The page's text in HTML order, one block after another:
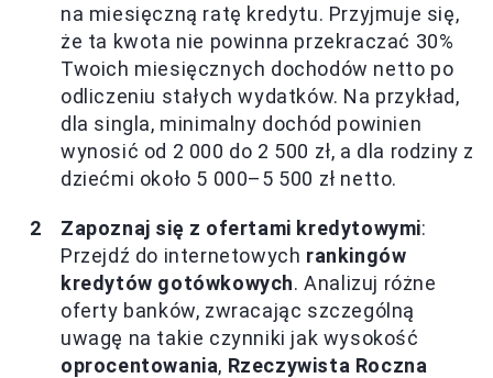
na miesięczną ratę kredytu. Przyjmuje się,
że ta kwota nie powinna przekraczać 30%
Twoich miesięcznych dochodów netto po
odliczeniu stałych wydatków. Na przykład,
dla singla, minimalny dochód powinien
wynosić od 2 000 do 2 500 zł, a dla rodziny z
dziećmi około 5 000–5 500 zł netto.
Zapoznaj się z ofertami kredytowymi:
Przejdź do internetowych rankingów
kredytów gotówkowych. Analizuj różne
oferty banków, zwracając szczególną
uwagę na takie czynniki jak wysokość
oprocentowania, Rzeczywista Roczna